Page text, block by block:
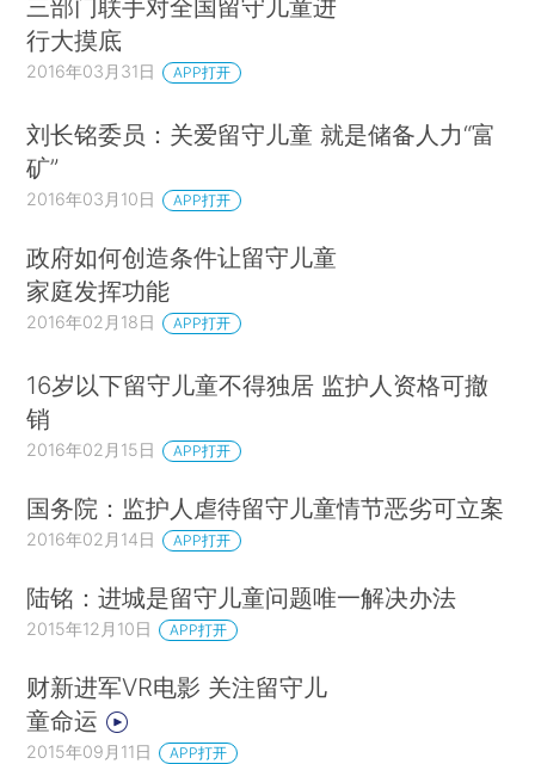
三部门联手对全国留守儿童进
行大摸底
2016年03月31日 APP打开
刘长铭委员：关爱留守儿童 就是储备人力“富
矿”
2016年03月10日 APP打开
政府如何创造条件让留守儿童
家庭发挥功能
2016年02月18日 APP打开
16岁以下留守儿童不得独居 监护人资格可撤
销
2016年02月15日 APP打开
国务院：监护人虐待留守儿童情节恶劣可立案
2016年02月14日 APP打开
陆铭：进城是留守儿童问题唯一解决办法
2015年12月10日 APP打开
财新进军VR电影 关注留守儿
童命运
2015年09月11日 APP打开